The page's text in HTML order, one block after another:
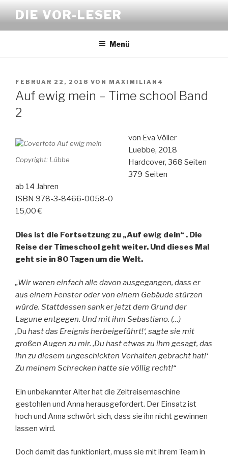
Inhalt
springen
DIE VOR-LESER
Menü
VERÖFFENTLICHT
AM
FEBRUAR 22, 2018 VON MAXIMILIAN4
Auf ewig mein – Time school Band
2
Copyright: Lübbe
von Eva Völler
Luebbe, 2018
Hardcover, 368 Seiten
379 Seiten
ab 14 Jahren
ISBN 978-3-8466-0058-0
15,00 €
Dies ist die Fortsetzung zu „Auf ewig dein“ . Die
Reise der Timeschool geht weiter. Und dieses Mal
geht sie in 80 Tagen um die Welt.
„Wir waren einfach alle davon ausgegangen, dass er
aus einem Fenster oder von einem Gebäude stürzen
würde. Stattdessen sank er jetzt dem Grund der
Lagune entgegen. Und mit ihm Sebastiano. (…)
‚Du hast das Ereignis herbeigeführt!‘, sagte sie mit
großen Augen zu mir. ‚Du hast etwas zu ihm gesagt, das
ihn zu diesem ungeschickten Verhalten gebracht hat!‘
Zu meinem Schrecken hatte sie völlig recht!“
Ein unbekannter Alter hat die Zeitreisemaschine
gestohlen und Anna herausgefordert. Der Einsatz ist
hoch und Anna schwört sich, dass sie ihn nicht gewinnen
lassen wird.
Doch damit das funktioniert, muss sie mit ihrem Team in